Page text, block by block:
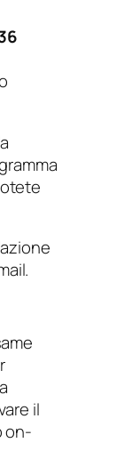
il
on-